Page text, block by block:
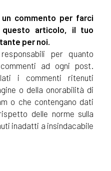
commento per farci
articolo, il tuo
per noi.
per quanto
ad ogni post.
i commenti ritenuti
o della onorabilità di
o che contengano dati
delle norme sulla
inadatti a insindacabile